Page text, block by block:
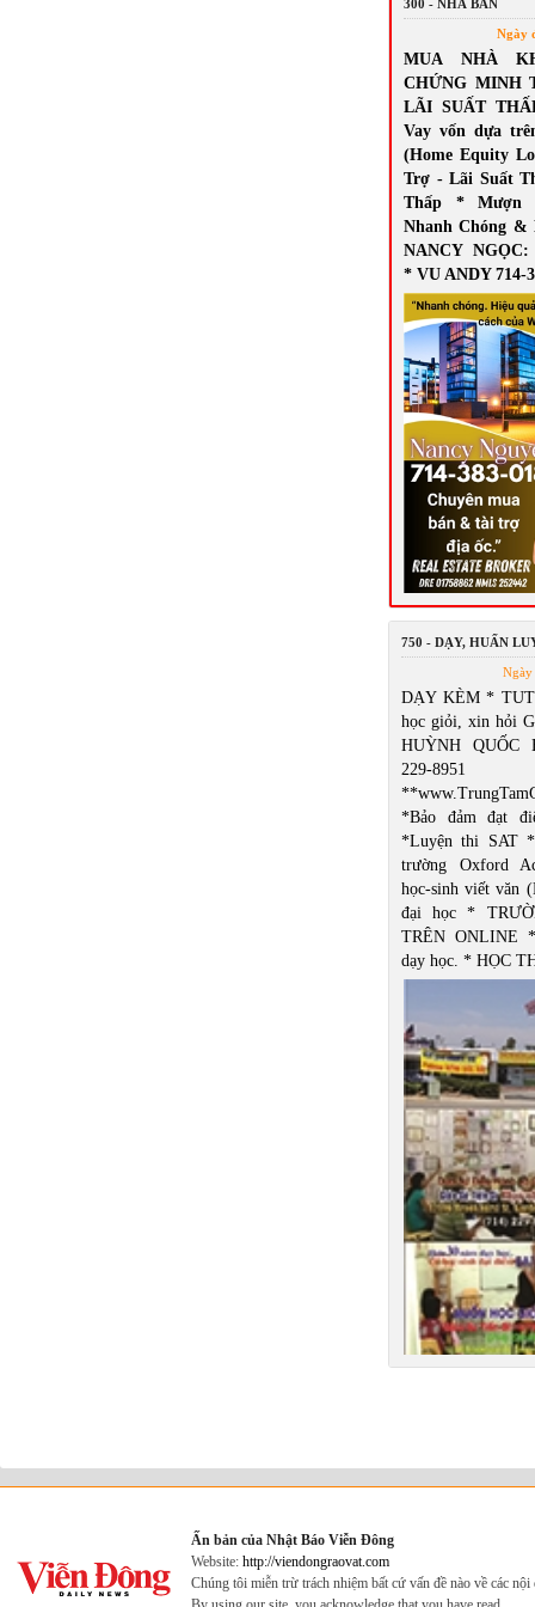
300 - NHÀ BÁN
Ngày
MUA NHÀ
CHỨNG MINH
LÃI SUẤT
Vay vốn dựa
(Home Equity
Trợ - Lãi Suất
Thấp * Mượn
Nhanh Chóng &
NANCY NGỌC:
* VU ANDY 714-
750 - DẠY, HUẤN
Ngày
DẠY KÈM *
học giỏi, xin hỏi
HUỲNH QUỐC
229-8951
*Bảo đảm đạt
*Luyện thi SAT
trường Oxford
học-sinh viết văn
đại học *
TRÊN ONLINE
dạy học. * HỌC
Ấn bản của Nhật Báo Viễn Đông
Website: http://viendongraovat.com
Chúng tôi miễn trừ trách nhiệm bất cứ vấn đề nào về các